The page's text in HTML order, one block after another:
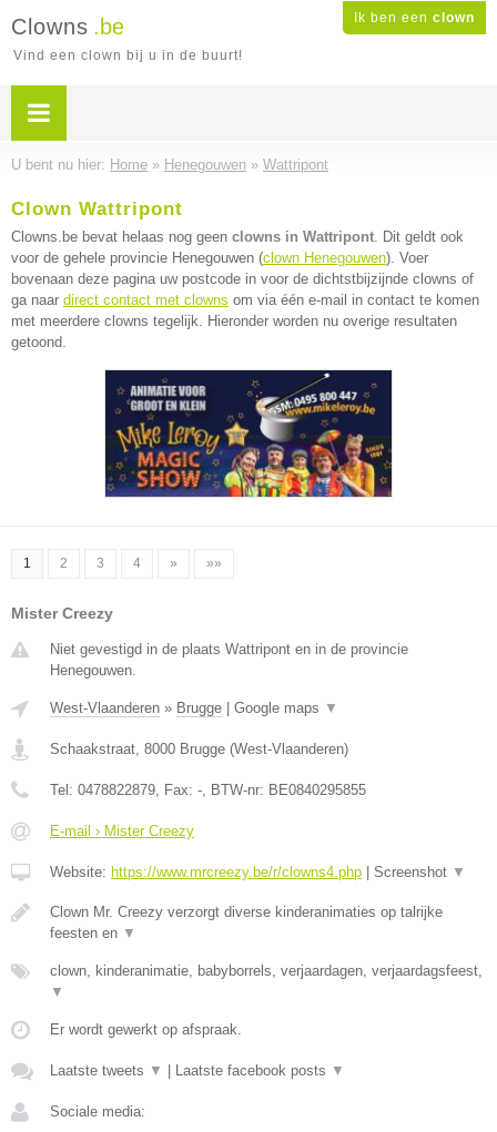
Ik ben een clown
Clowns .be
Vind een clown bij u in de buurt!
U bent nu hier: Home » Henegouwen » Wattripont
Clown Wattripont
Clowns.be bevat helaas nog geen clowns in Wattripont. Dit geldt ook
voor de gehele provincie Henegouwen (clown Henegouwen). Voer
bovenaan deze pagina uw postcode in voor de dichtstbijzijnde clowns of
ga naar direct contact met clowns om via één e-mail in contact te komen
met meerdere clowns tegelijk. Hieronder worden nu overige resultaten
getoond.
1 2 3 4 » »»
Mister Creezy
Niet gevestigd in de plaats Wattripont en in de provincie
Henegouwen.
West-Vlaanderen » Brugge Google maps ▼
Schaakstraat, 8000 Brugge (West-Vlaanderen)
Tel: 0478822879, Fax: -, BTW-nr: BE0840295855
E-mail › Mister Creezy
Website: https://www.mrcreezy.be/r/clowns4.php Screenshot ▼
Clown Mr. Creezy verzorgt diverse kinderanimaties op talrijke
feesten en ▼
clown, kinderanimatie, babyborrels, verjaardagen, verjaardagsfeest,
▼
Er wordt gewerkt op afspraak.
Laatste tweets ▼ Laatste facebook posts ▼
Sociale media: